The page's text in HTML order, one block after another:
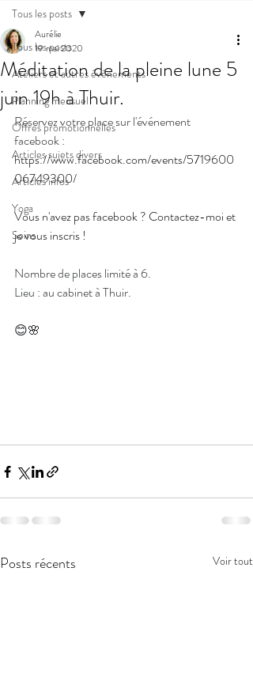
Tous les posts
Ateliers et autres événements
Planning mensuel
Offres promotionnelles
Articles sujets divers
Articles infos
Yoga
Soins
Tous les posts
Méditation de la pleine lune 5
juin 19h à Thuir.
Aurélie
19 mai 2020
Réservez votre place sur l'événement
facebook :
https://www.facebook.com/events/5719600
06749300/
Vous n'avez pas facebook ? Contactez-moi et
je vous inscris !
Nombre de places limité à 6.
Lieu : au cabinet à Thuir.
😊🌸
Posts récents Voir tout